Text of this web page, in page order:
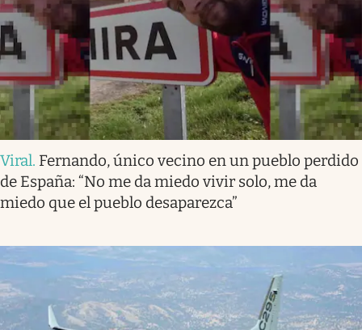
Viral. Fernando, único vecino en un pueblo perdido
de España: “No me da miedo vivir solo, me da
miedo que el pueblo desaparezca”